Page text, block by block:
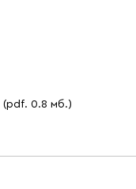
(pdf. 0.8 мб.)